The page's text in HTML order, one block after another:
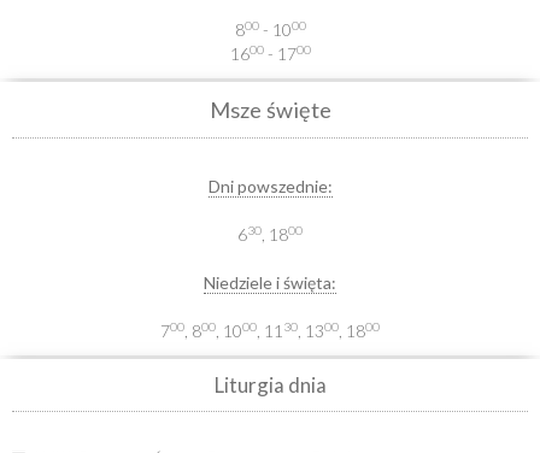
800- 1000
1600- 1700
Msze święte
Dni powszednie:
630 , 1800
Niedziele i święta:
700 , 800 , 1000 , 11 30 , 1300 , 1800
Liturgia dnia